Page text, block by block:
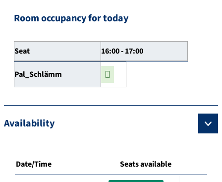
Room occupancy for today
Seat 16:00 - 17:00
Pal_Schlämm
Availability
Date/Time Seats available